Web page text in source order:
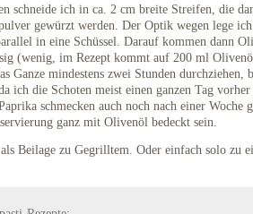
schneide ich in ca. 2 cm breite Streifen, die
gewürzt werden. Der Optik wegen lege
in eine Schüssel. Darauf kommen dann
(wenig, im Rezept kommt auf 200 ml
Ganze mindestens zwei Stunden durchziehen,
ich die Schoten meist einen ganzen Tag vorher
schmecken auch noch nach einer Woche
ganz mit Olivenöl bedeckt sein.
Beilage zu Gegrilltem. Oder einfach solo zu